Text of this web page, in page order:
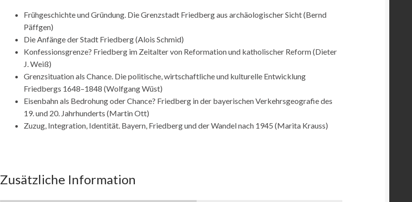
Frühgeschichte und Gründung. Die Grenzstadt Friedberg aus archäologischer Sicht (Bernd
Päffgen)
Die Anfänge der Stadt Friedberg (Alois Schmid)
Konfessionsgrenze? Friedberg im Zeitalter von Reformation und katholischer Reform (Dieter
J. Weiß)
Grenzsituation als Chance. Die politische, wirtschaftliche und kulturelle Entwicklung
Friedbergs 1648–1848 (Wolfgang Wüst)
Eisenbahn als Bedrohung oder Chance? Friedberg in der bayerischen Verkehrsgeografie des
19. und 20. Jahrhunderts (Martin Ott)
Zuzug, Integration, Identität. Bayern, Friedberg und der Wandel nach 1945 (Marita Krauss)
Zusätzliche Information